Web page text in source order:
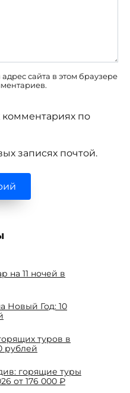
сайта в этом браузере
по
записях почтой.
на 11 ночей в
Новый Год: 10
туров в
рублей
горящие туры
от 176 000 ₽